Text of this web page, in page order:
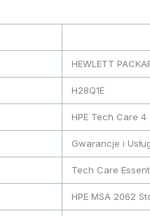
HEWLETT
H28Q1E
HPE Tech Care
Gwarancje i
Tech Care
HPE MSA 2062